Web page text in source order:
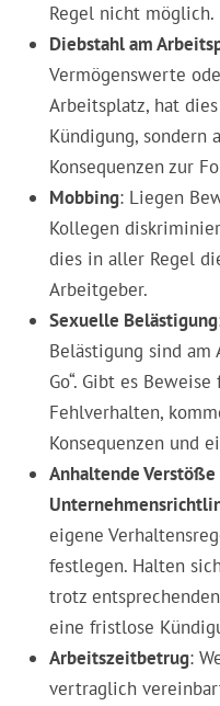
Regel nicht möglich.
Diebstahl am
Vermögenswerte
Arbeitsplatz, hat
Kündigung, sondern
Konsequenzen zur
Mobbing: Liegen
Kollegen
dies in aller Regel
Arbeitgeber.
Sexuelle Belästigung
Belästigung sind am
Go“. Gibt es
Fehlverhalten,
Konsequenzen und
Anhaltende
eigene
festlegen. Halten
trotz
eine fristlose
Arbeitszeitbetrug:
vertraglich